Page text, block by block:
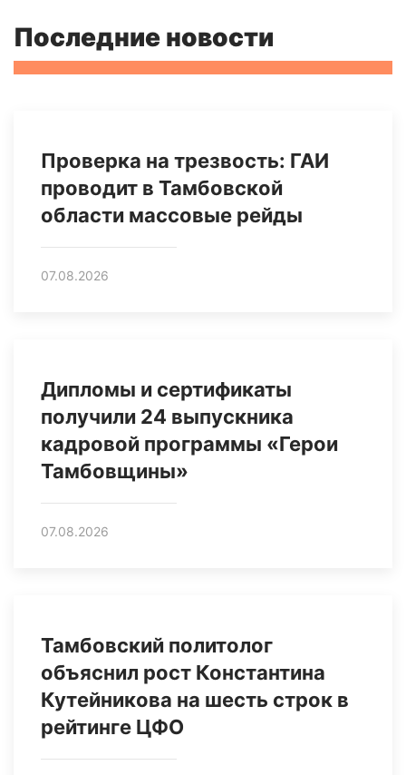
Последние новости
Проверка на трезвость: ГАИ
проводит в Тамбовской
области массовые рейды
07.08.2026
Дипломы и сертификаты
получили 24 выпускника
кадровой программы «Герои
Тамбовщины»
07.08.2026
Тамбовский политолог
объяснил рост Константина
Кутейникова на шесть строк в
рейтинге ЦФО